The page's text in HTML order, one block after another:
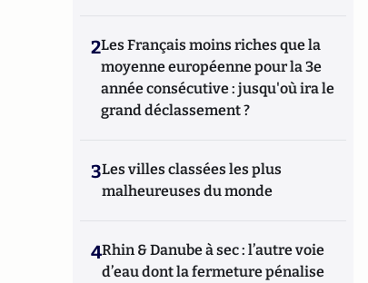
2Les Français moins riches que la
moyenne européenne pour la 3e
année consécutive : jusqu'où ira le
grand déclassement ?
3Les villes classées les plus
malheureuses du monde
4Rhin & Danube à sec : l’autre voie
d’eau dont la fermeture pénalise